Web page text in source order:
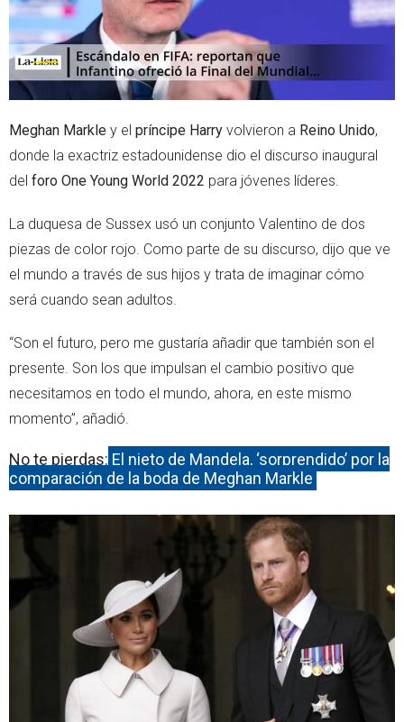
Meghan Markle y el príncipe Harry volvieron a Reino Unido,
donde la exactriz estadounidense dio el discurso inaugural
del foro One Young World 2022 para jóvenes líderes.
La duquesa de Sussex usó un conjunto Valentino de dos
piezas de color rojo. Como parte de su discurso, dijo que ve
el mundo a través de sus hijos y trata de imaginar cómo
será cuando sean adultos.
“Son el futuro, pero me gustaría añadir que también son el
presente. Son los que impulsan el cambio positivo que
necesitamos en todo el mundo, ahora, en este mismo
momento”, añadió.
No te pierdas: El nieto de Mandela, ‘sorprendido’ por la
comparación de la boda de Meghan Markle